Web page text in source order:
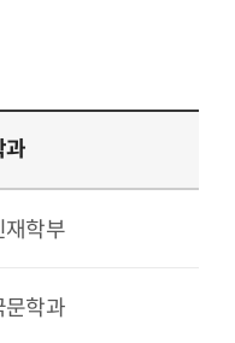
과
재학부
문학과